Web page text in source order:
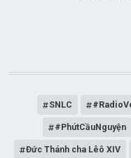
SNLC
#PhútCầuNguyện
Đức Thánh cha Lêô XIV